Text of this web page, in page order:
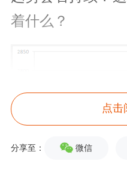
着什么？
点击
分享至： 微信